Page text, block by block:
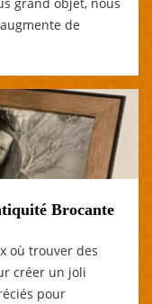
de
Brocante
où trouver des
créer un joli
pour